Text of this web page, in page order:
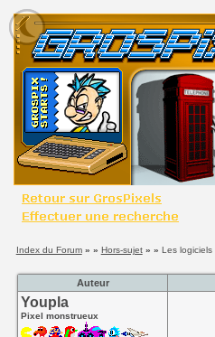
Index du Forum» » Hors-sujet» » Les logiciels
Auteur
Youpla
Pixel monstrueux